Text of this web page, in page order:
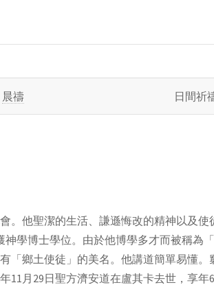
晨禱 日間祈
。他聖潔的生活、謙遜悔改的精神以及
學博士學位。由於他博學多才而被稱為
鄉土使徒」的美名。他講道簡單易懂
月29日聖方濟安道在盧其卡去世，享